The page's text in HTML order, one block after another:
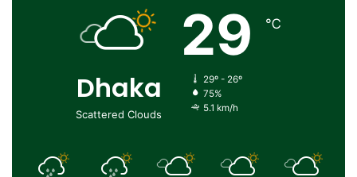
Dhaka
Scattered Clouds
29 ℃
29º - 26º
75%
5.1 km/h